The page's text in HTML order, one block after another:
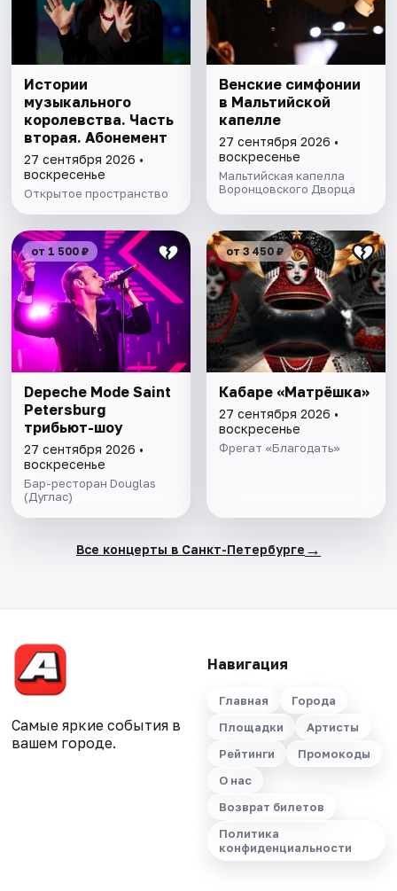
Истории
музыкального
королевства. Часть
вторая. Абонемент
27 сентября 2026 •
воскресенье
Открытое пространство
Венские симфонии
в Мальтийской
капелле
27 сентября 2026 •
воскресенье
Мальтийская капелла
Воронцовского Дворца
от 1 500 ₽
Depeche Mode Saint
Petersburg
трибьют-шоу
27 сентября 2026 •
воскресенье
Бар-ресторан Douglas
(Дуглас)
от 3 450 ₽
Кабаре «Матрёшка»
27 сентября 2026 •
воскресенье
Фрегат «Благодать»
Все концерты в Санкт-Петербурге →
Самые яркие события в
вашем городе.
Навигация
Главная
Города
Площадки
Артисты
Рейтинги
Промокоды
О нас
Возврат билетов
Политика
конфиденциальности